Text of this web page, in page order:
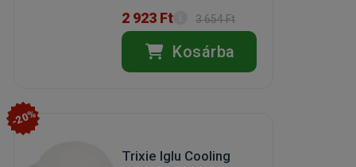
2 923 Ft 3 654 Ft
Kosárba
-20%
Trixie Iglu Cooling